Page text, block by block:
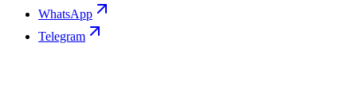
WhatsApp
Telegram